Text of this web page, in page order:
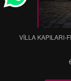
VİLLA KAPILARI-